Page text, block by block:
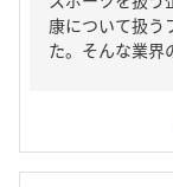
康について扱う
た。そんな業界